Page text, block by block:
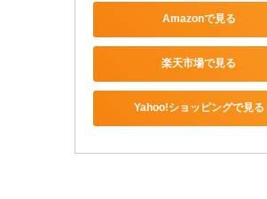
Amazonで見る
楽天市場で見る
Yahoo!ショッピングで見る